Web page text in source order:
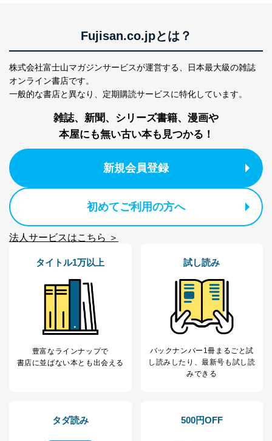
適切、かつ迅速に対応させていただきます。
株式会社富士山マガジンサービス 個人情報問い合わせ
係
TEL：0570-200-223
FAX：03-5459-7073
e-mail：cs@fujisan.co.jp
改訂：2025年2月20日
制定：2005年4月1日
株式会社富士山マガジンサービス
代表取締役会長 西野 伸一郎
個人情報の取扱いについて
護管理者の責任のもと、個人情報を取得・アクセス・利
用・提供・管理いたします。
東京都渋谷区南平台町16-11
代表取締役会長 西野 伸一郎
個人情報保護管理者: 経営管理グループディレクター 前
田 嘉也
２．利用目的
当社が取り扱う開示対象個人情報の利用目的は次のとお
りです。
ｅメール等による商品、サービ
Fujisan.co.jpとは？
株式会社富士山マガジンサービスが運営する、
日本最大級の雑誌
オンライン書店です。
一般的な書店と異なり、 定期購読サービスに特化しています。
雑誌、新聞、シリーズ書籍、漫画や
本屋にも無い古い本も見つかる！
新規会員登録
初めてご利用の方へ
法人サービスはこちら ＞
タイトル1万以上
豊富なラインナップで
書店に並ばない本とも出会える
試し読み
バックナンバー1冊まるごと試
し読み したり、最新号も試し読
みできる
タダ読み 500円OFF